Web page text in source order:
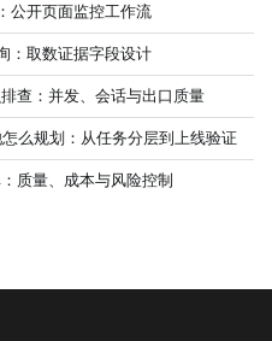
公开页面监控工作流
：取数证据字段设计
查：并发、会话与出口质量
么规划：从任务分层到上线验证
质量、成本与风险控制